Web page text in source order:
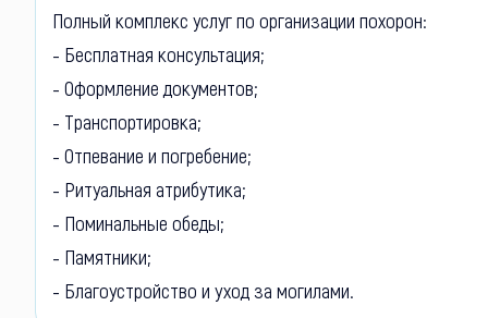
Полный комплекс услуг по организации похорон:
- Бесплатная консультация;
- Оформление документов;
- Транспортировка;
- Отпевание и погребение;
- Ритуальная атрибутика;
- Поминальные обеды;
- Памятники;
- Благоустройство и уход за могилами.